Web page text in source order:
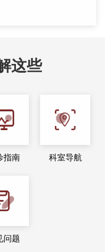
这些
指南 科室导航
问题